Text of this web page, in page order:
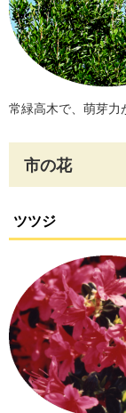
常緑高木で、萌芽力
市の花
ツツジ